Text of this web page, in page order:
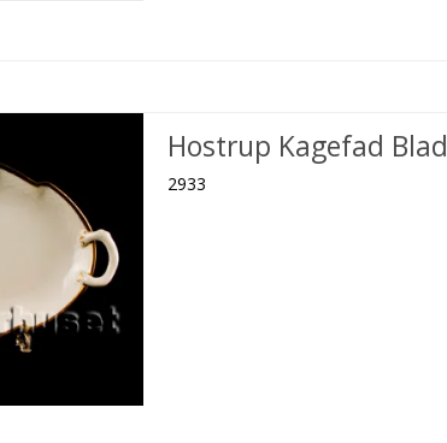
Hostrup Kagefad Blad
2933